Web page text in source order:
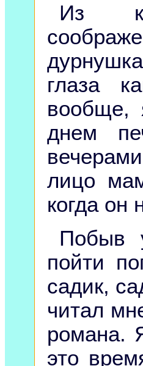
Из
глаза
вообще,
днем
лицо
когда он
Побыв
пойти
садик,
читал
романа.
это